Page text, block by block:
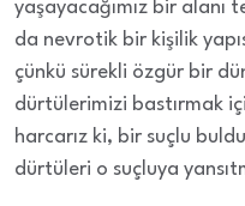
yaşayacağımız bir alanı
da nevrotik bir kişilik
çünkü sürekli özgür bir
dürtülerimizi bastırmak
harcarız ki, bir suçlu
dürtüleri o suçluya